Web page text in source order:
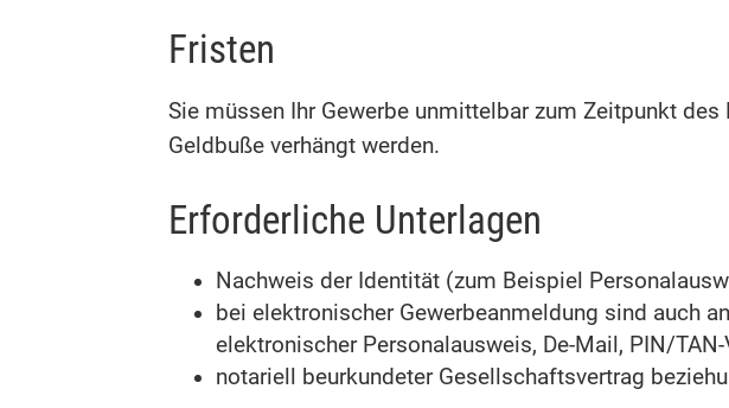
Fristen
Sie müssen Ihr Gewerbe unmittelbar zum Zeitpunkt
Geldbuße verhängt werden.
Erforderliche Unterlagen
Nachweis der Identität (zum Beispiel
bei elektronischer Gewerbeanmeldung sind auch
elektronischer Personalausweis, De-Mail, PIN/
notariell beurkundeter Gesellschaftsvertrag